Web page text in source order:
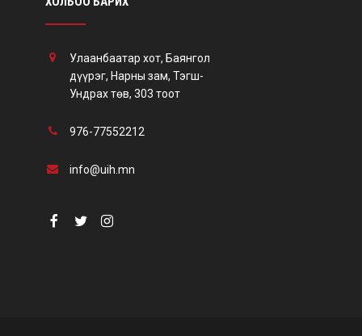
Улаанбаатар хот, Баянгол
дүүрэг, Нарны зам, Тэгш-
Ундрах төв, 303 тоот
976-77552212
info@uih.mn